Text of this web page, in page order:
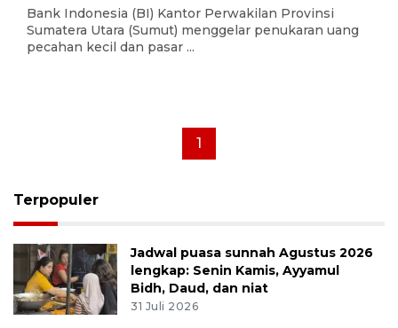
Bank Indonesia (BI) Kantor Perwakilan Provinsi
Sumatera Utara (Sumut) menggelar penukaran uang
pecahan kecil dan pasar ...
1
Terpopuler
Jadwal puasa sunnah Agustus 2026
lengkap: Senin Kamis, Ayyamul
Bidh, Daud, dan niat
31 Juli 2026